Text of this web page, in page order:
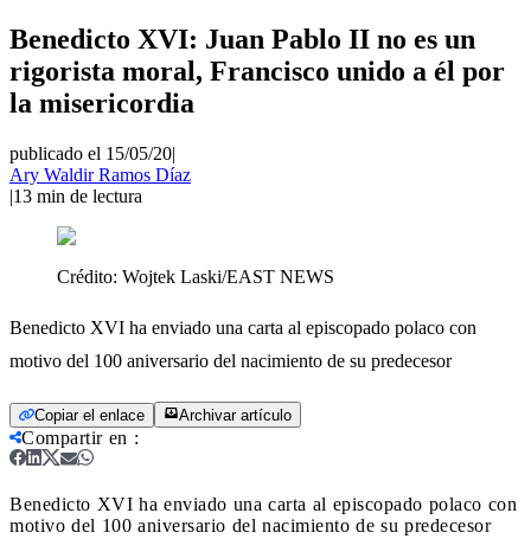
Benedicto XVI: Juan Pablo II no es un
rigorista moral, Francisco unido a él por
la misericordia
publicado el 15/05/20|
Ary Waldir Ramos Díaz
|13 min de lectura
Crédito: Wojtek Laski/EAST NEWS
Benedicto XVI ha enviado una carta al episcopado polaco con
motivo del 100 aniversario del nacimiento de su predecesor
Copiar el enlace Archivar artículo
Compartir en :
Benedicto XVI ha enviado una carta al episcopado polaco con
motivo del 100 aniversario del nacimiento de su predecesor